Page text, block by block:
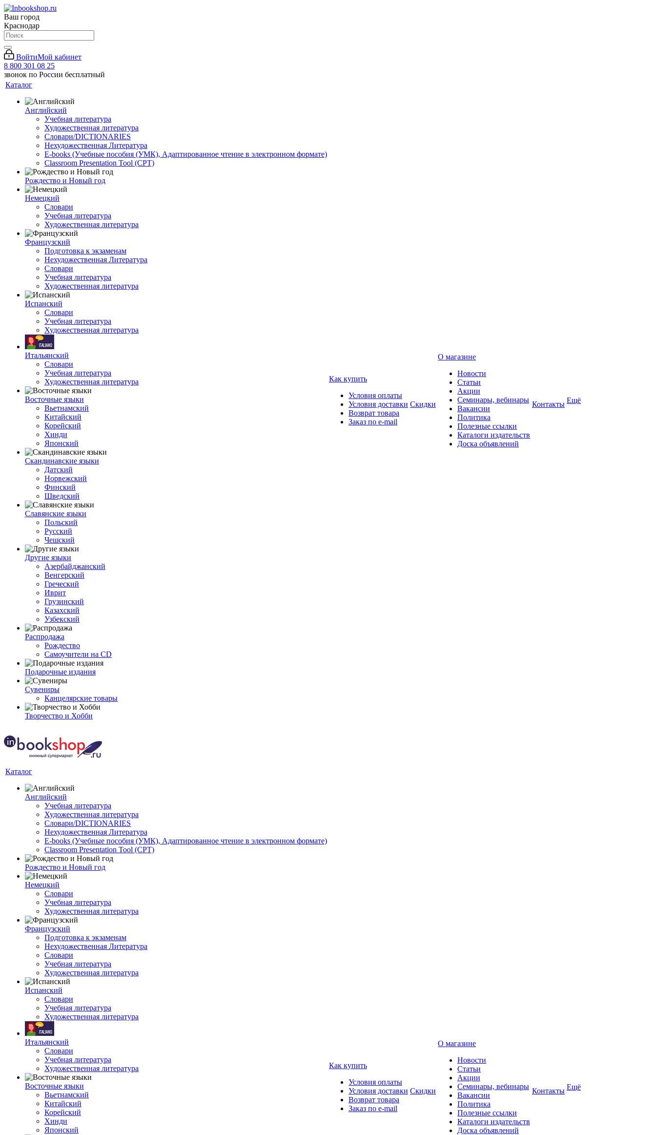
Ваш город
Краснодар
ВойтиМой кабинет
8 800 301 08 25
звонок по России бесплатный
Каталог
Английский
Учебная литература
Художественная литература
Словари/DICTIONARIES
Нехудожественная Литература
E-books (Учебные пособия (УМК), Адаптированное чтение в электронном формате)
Classroom Presentation Tool (CPT)
Рождество и Новый год
Немецкий
Словари
Учебная литература
Художественная литература
Французский
Подготовка к экзаменам
Нехудожественная Литература
Словари
Учебная литература
Художественная литература
Испанский
Словари
Учебная литература
Художественная литература
Итальянский
Словари
Учебная литература
Художественная литература
Восточные языки
Вьетнамский
Китайский
Корейский
Хинди
Японский
Скандинавские языки
Датский
Норвежский
Финский
Шведский
Славянские языки
Польский
Русский
Чешский
Другие языки
Азербайджанский
Венгерский
Греческий
Иврит
Грузинский
Казахский
Узбекский
Распродажа
Рождество
Самоучители на CD
Подарочные издания
Сувениры
Канцелярские товары
Творчество и Хобби
Как купить
Условия оплаты
Условия доставки
Возврат товара
Заказ по e-mail
Скидки
О магазине
Новости
Статьи
Акции
Семинары, вебинары
Вакансии
Политика
Полезные ссылки
Каталоги издательств
Доска объявлений
Контакты Ещё
Каталог
Английский
Учебная литература
Художественная литература
Словари/DICTIONARIES
Нехудожественная Литература
E-books (Учебные пособия (УМК), Адаптированное чтение в электронном формате)
Classroom Presentation Tool (CPT)
Рождество и Новый год
Немецкий
Словари
Учебная литература
Художественная литература
Французский
Подготовка к экзаменам
Нехудожественная Литература
Словари
Учебная литература
Художественная литература
Испанский
Словари
Учебная литература
Художественная литература
Итальянский
Словари
Учебная литература
Художественная литература
Восточные языки
Вьетнамский
Китайский
Корейский
Хинди
Японский
Как купить
Условия оплаты
Условия доставки
Возврат товара
Заказ по e-mail
Скидки
О магазине
Новости
Статьи
Акции
Семинары, вебинары
Вакансии
Политика
Полезные ссылки
Каталоги издательств
Доска объявлений
Контакты Ещё